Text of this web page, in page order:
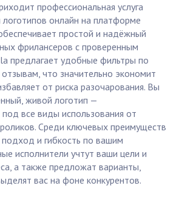
профессиональная услуга
онлайн на платформе
простой и надёжный
фрилансеров с проверенным
предлагает удобные фильтры по
что значительно экономит
от риска разочарования. Вы
живой логотип —
все виды использования от
Среди ключевых преимуществ
и гибкость по вашим
исполнители учтут ваши цели и
а также предложат варианты,
вас на фоне конкурентов.